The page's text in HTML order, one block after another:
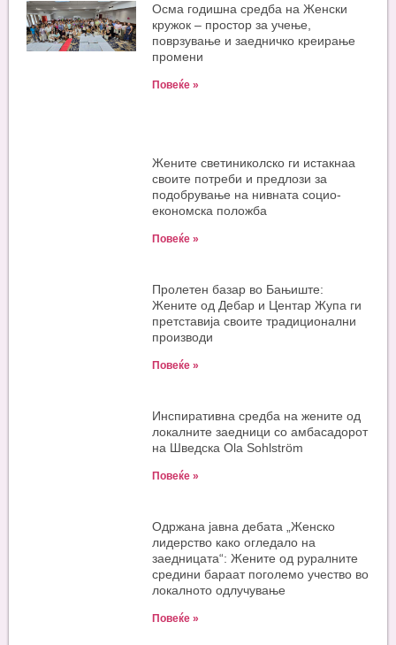
Oсма годишна средба на Женски
кружок – простор за учење,
поврзување и заедничко креирање
промени
Повеќе »
Жените светиниколско ги истакнаа
своите потреби и предлози за
подобрување на нивната социо-
економска положба
Повеќе »
Пролетен базар во Бањиште:
Жените од Дебар и Центар Жупа ги
претставија своите традиционални
производи
Повеќе »
Инспиративна средба на жените од
локалните заедници со амбасадорот
на Шведска Ola Sohlström
Повеќе »
Одржана јавна дебата „Женско
лидерство како огледало на
заедницата“: Жените од руралните
средини бараат поголемо учество во
локалното одлучување
Повеќе »